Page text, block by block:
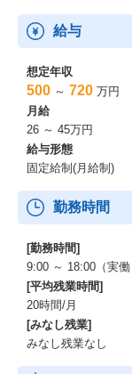
給与
想定年収
500 ～ 720 万円
月給
26 ～ 45万円
給与形態
固定給制(月給制)
勤務時間
[勤務時間]
9:00 ～ 18:00（実
[平均残業時間]
20時間/月
[みなし残業]
みなし残業なし